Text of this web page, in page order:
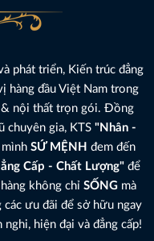
phát triển, Kiến trúc đẳng
hàng đầu Việt Nam trong
nội thất trọn gói. Đồng
chuyên gia, KTS "Nhân -
SỨ MỆNH đem đến
Cấp - Chất Lượng"để
không chỉ SỐNG mà
các ưu đãi để sở hữu ngay
hiện đại và đẳng cấp!